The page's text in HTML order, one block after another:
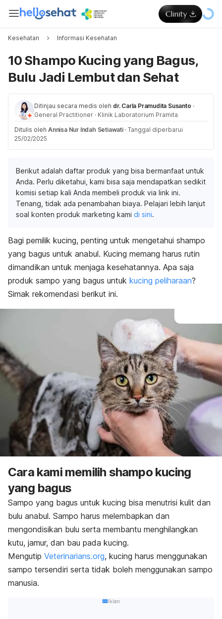
Kesehatan Informasi Kesehatan
10 Shampo Kucing yang Bagus,
Bulu Jadi Lembut dan Sehat
Ditinjau secara medis oleh dr. Carla Pramudita Susanto ·
General Practitioner · Klinik Laboratorium Pramita
Ditulis oleh Annisa Nur Indah Setiawati · Tanggal diperbarui
25/02/2025
Berikut adalah daftar produk yang bisa bermanfaat untuk
Anda. Perlu diketahui, kami bisa saja mendapatkan sedikit
komisi setiap kali Anda membeli produk via link ini.
Tenang, tidak ada penambahan biaya. Pelajari lebih lanjut
soal konten produk marketing kami di sini.
Bagi pemilik kucing, penting untuk mengetahui shampo
yang bagus untuk anabul. Kucing memang harus rutin
dimandikan untuk menjaga kesehatannya. Apa saja
produk sampo yang bagus untuk kucing peliharaan?
Simak rekomendasi berikut ini.
Cara kami memilih shampokucing
yang bagus
Sampo yang bagus untuk kucing bisa menutrisi kulit dan
bulu anabul. Sampo harus melembapkan dan
mengondisikan bulu serta membantu menghilangkan
kutu, jamur, dan bau pada kucing.
Mengutip Veterinarians.org, kucing harus menggunakan
sampo tersendiri serta tidak boleh menggunakan sampo
manusia.
Iklan